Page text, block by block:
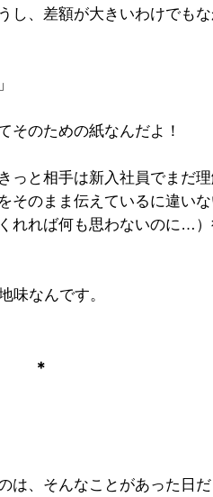
し、差額が大きいわけでも
のための紙なんだよ！
っと相手は新入社員でまだ
そのまま伝えているに違い
れれば何も思わないのに…
味なんです。
＊
は、そんなことがあった日